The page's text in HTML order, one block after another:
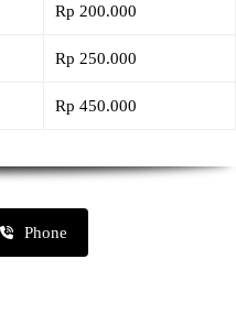
Rp 200.000
Rp 250.000
Rp 450.000
Phone